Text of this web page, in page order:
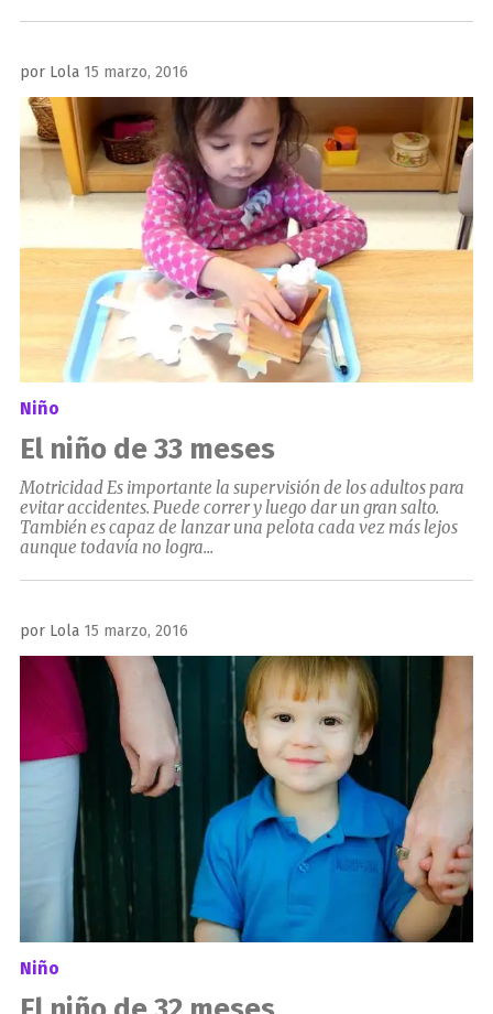
por Lola Publicado
el
15 marzo, 2016
Niño
El niño de 33 meses
Motricidad Es importante la supervisión de los adultos para
evitar accidentes. Puede correr y luego dar un gran salto.
También es capaz de lanzar una pelota cada vez más lejos
aunque todavía no logra...
por Lola Publicado
el
15 marzo, 2016
Niño